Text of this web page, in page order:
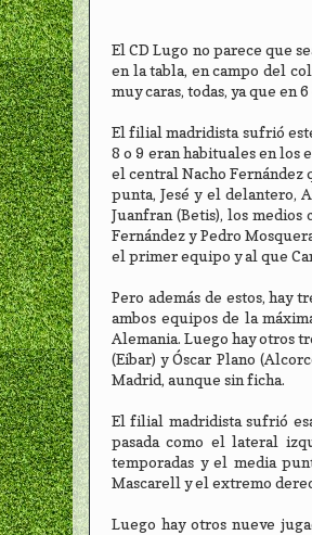
El CD Lugo no parece que
en la tabla, en campo del
muy caras, todas, ya que en
El filial madridista sufrió
8 o 9 eran habituales en los
el central Nacho Fernández
punta, Jesé y el delantero,
Juanfran (Betis), los
Fernández y Pedro
el primer equipo y al que
Pero además de estos, hay
ambos equipos de la
Alemania. Luego hay otros
(Eibar) y Óscar Plano
Madrid, aunque sin ficha.
El filial madridista sufrió
pasada como el lateral
temporadas y el media
Mascarell y el extremo
Luego hay otros nueve